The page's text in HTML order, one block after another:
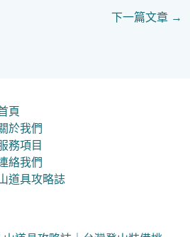
下一篇文章 →
頁
於我們
務項目
絡我們
道具攻略誌